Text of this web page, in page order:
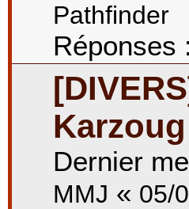
Pathfinder
Réponses :
Dernier
MMJ « 05/